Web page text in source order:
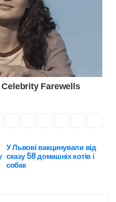
У Львові вакцинували від
сказу 58 домашніх котів і
собак